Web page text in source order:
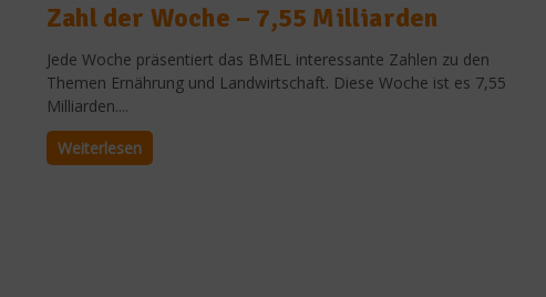
Zahl der Woche – 7,55 Milliarden
Jede Woche präsentiert das BMEL interessante Zahlen zu den
Themen Ernährung und Landwirtschaft. Diese Woche ist es 7,55
Milliarden....
Weiterlesen